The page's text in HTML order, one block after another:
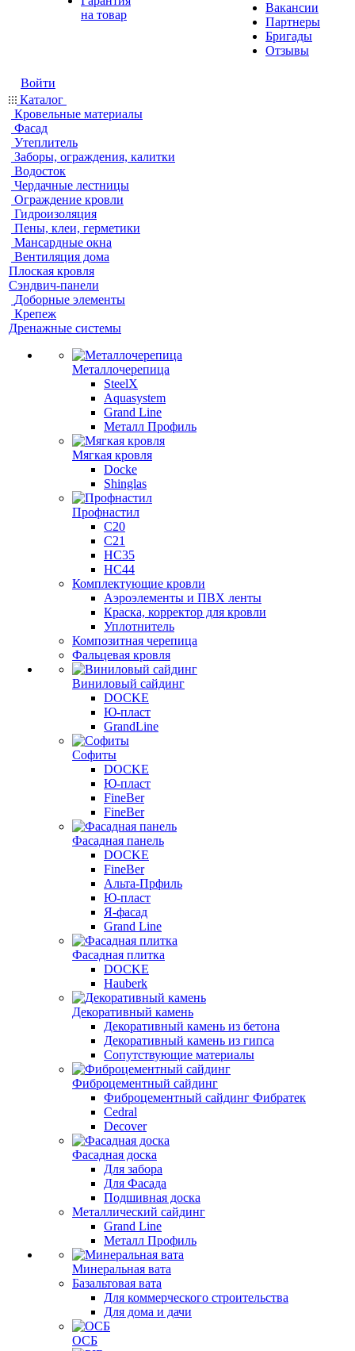
на товар
Вакансии
Партнеры
Бригады
Отзывы
Войти
Каталог
Кровельные материалы
Фасад
Утеплитель
Заборы, ограждения, калитки
Водосток
Чердачные лестницы
Ограждение кровли
Гидроизоляция
Пены, клеи, герметики
Мансардные окна
Вентиляция дома
Плоская кровля
Сэндвич-панели
Доборные элементы
Крепеж
Дренажные системы
Металлочерепица
SteelX
Aquasystem
Grand Line
Металл Профиль
Мягкая кровля
Docke
Shinglas
Профнастил
C20
C21
НС35
НС44
Комплектующие кровли
Аэроэлементы и ПВХ ленты
Краска, корректор для кровли
Уплотнитель
Композитная черепица
Фальцевая кровля
Виниловый сайдинг
DOCKE
Ю-пласт
GrandLine
Софиты
DOCKE
Ю-пласт
FineBer
FineBer
Фасадная панель
DOCKE
FineBer
Альта-Прфиль
Ю-пласт
Я-фасад
Grand Line
Фасадная плитка
DOCKE
Hauberk
Декоративный камень
Декоративный камень из бетона
Декоративный камень из гипса
Сопутствующие материалы
Фиброцементный сайдинг
Фиброцементный сайдинг Фибратек
Cedral
Decover
Фасадная доска
Для забора
Для Фасада
Подшивная доска
Металлический сайдинг
Grand Line
Металл Профиль
Минеральная вата
Базальтовая вата
Для коммерческого строительства
Для дома и дачи
ОСБ